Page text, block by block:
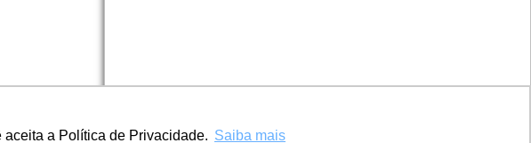
a Política de Privacidade. Saiba mais